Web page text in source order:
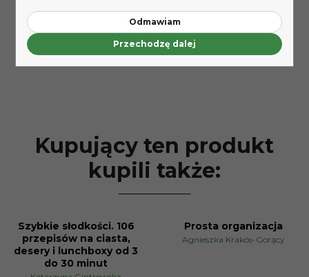
Kupujący ten produkt
kupili także:
Szybkie słodkości. 106
przepisów na ciasta,
desery i lunchboxy od 3
do 30 minut
Prosta organizacja
Agnieszka Krakós-Gorący
Odmawiam
Przechodzę dalej